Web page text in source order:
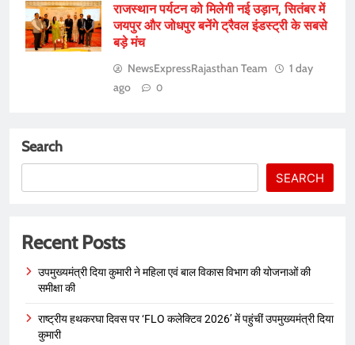
राजस्थान पर्यटन को मिलेगी नई उड़ान, सितंबर में
जयपुर और जोधपुर बनेंगे ट्रैवल इंडस्ट्री के सबसे
बड़े मंच
NewsExpressRajasthan Team
1 day
ago
0
Search
SEARCH
Recent Posts
उपमुख्यमंत्री दिया कुमारी ने महिला एवं बाल विकास विभाग की योजनाओं की
समीक्षा की
राष्ट्रीय हथकरघा दिवस पर ‘FLO कलेक्टिव 2026’ में पहुंचीं उपमुख्यमंत्री दिया
कुमारी